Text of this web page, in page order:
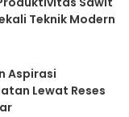
Teknik Modern
Aspirasi
Lewat Reses